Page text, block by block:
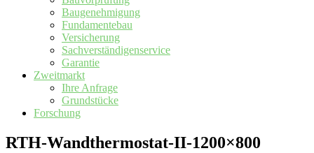
Baugenehmigung
Fundamentebau
Versicherung
Sachverständigenservice
Garantie
Zweitmarkt
Ihre Anfrage
Grundstücke
Forschung
RTH-Wandthermostat-II-1200×800